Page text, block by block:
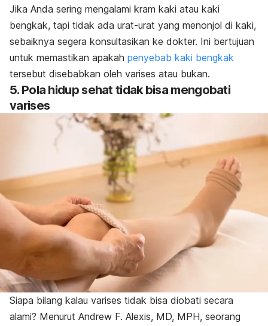
Jika Anda sering mengalami kram kaki atau kaki
bengkak, tapi tidak ada urat-urat yang menonjol di kaki,
sebaiknya segera konsultasikan ke dokter. Ini bertujuan
untuk memastikan apakah penyebab kaki bengkak
tersebut disebabkan oleh varises atau bukan.
5. Pola hidup sehat tidak bisa mengobati
varises
Siapa bilang kalau varises tidak bisa diobati secara
alami? Menurut Andrew F. Alexis, MD, MPH, seorang